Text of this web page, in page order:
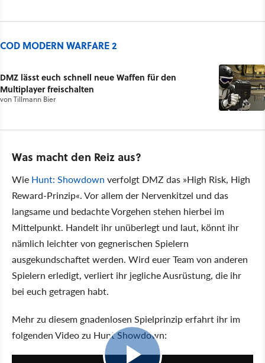
COD MODERN WARFARE 2
DMZ lässt euch schnell neue Waffen für den
Multiplayer freischalten
vonTillmann Bier
Was macht den Reiz aus?
Wie Hunt: Showdown verfolgt DMZ das High Risk, High
Reward-Prinzip . Vor allem der Nervenkitzel und das
langsame und bedachte Vorgehen stehen hierbei im
Mittelpunkt. Handelt ihr unüberlegt und laut, könnt ihr
nämlich leichter von gegnerischen Spielern
ausgekundschaftet werden. Wird euer Team von anderen
Spielern erledigt, verliert ihr jegliche Ausrüstung, die ihr
bei euch getragen habt.
Mehr zu diesem gnadenlosen Spielprinzip erfahrt ihr im
folgenden Video zu Hunt Showdown: